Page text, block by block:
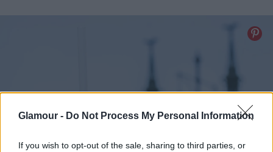
Glamour - Do Not Process My Personal Information
If you wish to opt-out of the sale, sharing to third parties, or